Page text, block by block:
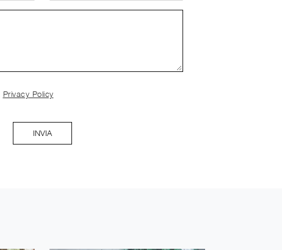
Privacy Policy
INVIA